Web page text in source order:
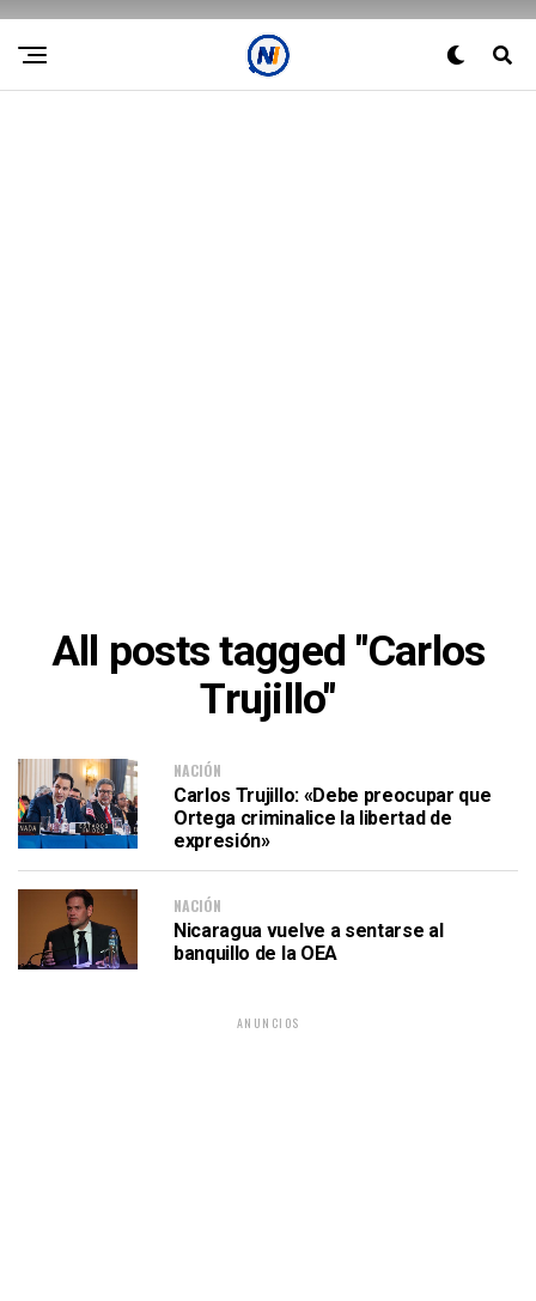
All posts tagged "Carlos
Trujillo"
NACIÓN
Carlos Trujillo: «Debe preocupar que
Ortega criminalice la libertad de
expresión»
NACIÓN
Nicaragua vuelve a sentarse al
banquillo de la OEA
ANUNCIOS